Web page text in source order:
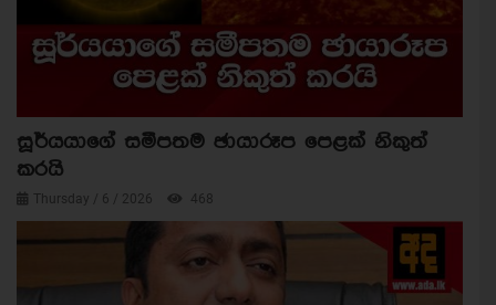
සූර්යයාගේ සමීපතම ඡායාරූප පෙළක් නිකුත්
කරයි
Thursday / 6 / 2026 468